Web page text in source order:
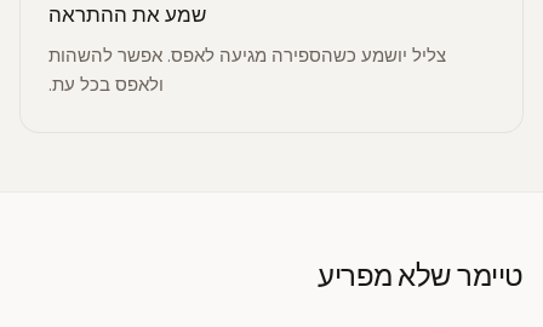
שמע את ההתראה
צליל יושמע כשהספירה מגיעה לאפס. אפשר להשהות
ולאפס בכל עת.
טיימר שלא מפריע